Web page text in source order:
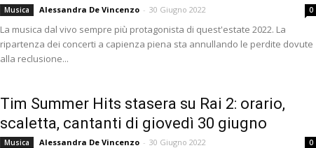
Musica Alessandra De Vincenzo - 30 Giugno 2022 0
La musica dal vivo sempre più protagonista di quest'estate 2022. La
ripartenza dei concerti a capienza piena sta annullando le perdite dovute
alla reclusione...
Tim Summer Hits stasera su Rai 2: orario,
scaletta, cantanti di giovedì 30 giugno
Musica Alessandra De Vincenzo - 30 Giugno 2022 0